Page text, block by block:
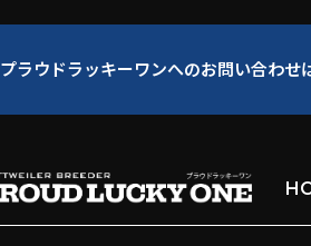
プラウドラッキーワンへのお問い合わせ